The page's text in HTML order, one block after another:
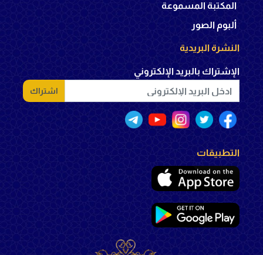
المكتبة المسموعة
ألبوم الصور
النشرة البريدية
الإشتراك بالبريد الإلكتروني
اشتراك
التطبيقات